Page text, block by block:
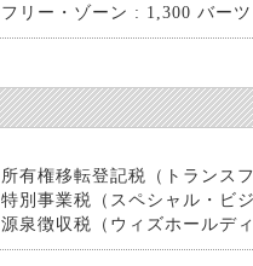
フリー・ゾーン : 1,300 バー
所有権移転登記税（トランス
特別事業税（スペシャル・ビ
源泉徴収税（ウィズホールデ